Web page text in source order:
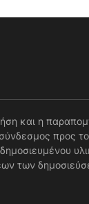
και η
προς
των